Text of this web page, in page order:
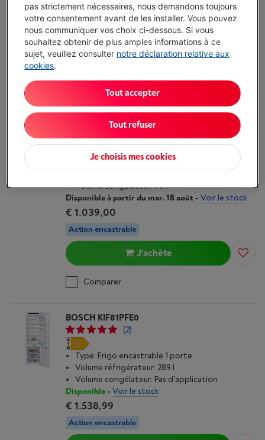
€ 1.508,99
Action encastrable
J'achète
BOSCH KIN86VFE0
(2)
Type: Frigo encastrable 2 portes avec
congélateur en bas
Volume congélateur: 76 l
Disponible à partir du mar. 18 août- Voir le stock
€ 1.039,00
Action encastrable
J'achète
Comparer
BOSCH KIF81PFE0
(2)
Type: Frigo encastrable 1 porte
Volume réfrigérateur: 289 l
Volume congélateur: Pas d'application
Disponible- Voir le stock
€ 1.538,99
Action encastrable
pas strictement nécessaires, nous demandons toujours
votre consentement avant de les installer. Vous pouvez
nous communiquer vos choix ci-dessous. Si vous
souhaitez obtenir de plus amples informations à ce
sujet, veuillez consulter notre déclaration relative aux
cookies.
Je choisis mes cookies
Tout refuser
Tout accepter